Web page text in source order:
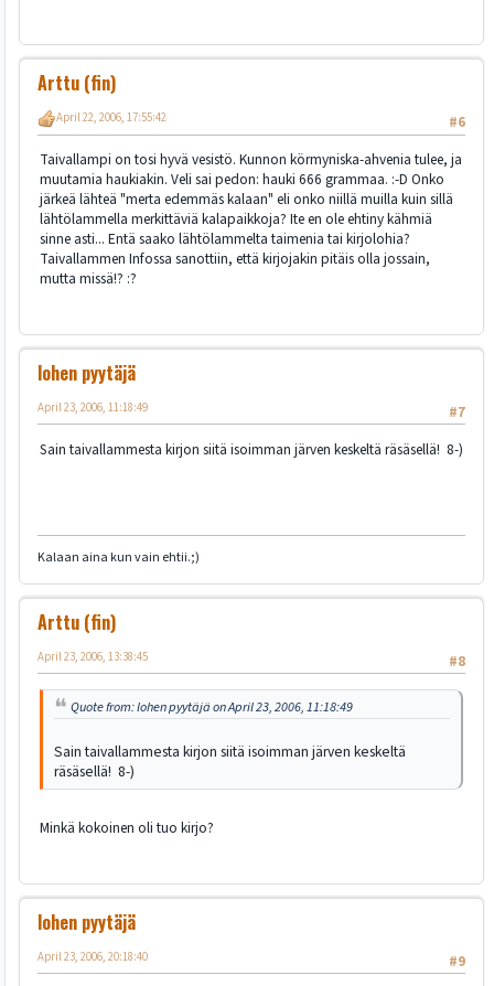
Arttu (fin)
#6
April 22, 2006, 17:55:42
Taivallampi on tosi hyvä vesistö. Kunnon körmyniska-ahvenia tulee, ja
muutamia haukiakin. Veli sai pedon: hauki 666 grammaa. :-D Onko
järkeä lähteä "merta edemmäs kalaan" eli onko niillä muilla kuin sillä
lähtölammella merkittäviä kalapaikkoja? Ite en ole ehtiny kähmiä
sinne asti... Entä saako lähtölammelta taimenia tai kirjolohia?
Taivallammen Infossa sanottiin, että kirjojakin pitäis olla jossain,
mutta missä!? :?
lohen pyytäjä
#7
April 23, 2006, 11:18:49
Sain taivallammesta kirjon siitä isoimman järven keskeltä räsäsellä! 8-)
Kalaan aina kun vain ehtii.;)
Arttu (fin)
#8
April 23, 2006, 13:38:45
Quote from: lohen pyytäjä on April 23, 2006, 11:18:49
Sain taivallammesta kirjon siitä isoimman järven keskeltä
räsäsellä! 8-)
Minkä kokoinen oli tuo kirjo?
lohen pyytäjä
#9
April 23, 2006, 20:18:40